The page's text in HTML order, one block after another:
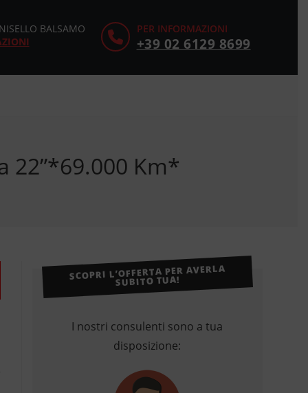
PER INFORMAZIONI
+39 02 6129 8699
BALSAMO
22”*69.000 Km*
SCOPRI L’OFFERTA PER AVERLA
SUBITO TUA!
I nostri consulenti sono a tua
disposizione: